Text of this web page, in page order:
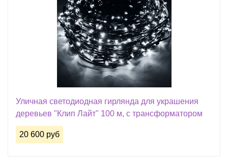
Уличная светодиодная гирлянда для украшения
деревьев "Клип Лайт" 100 м, с трансформатором
20 600 руб